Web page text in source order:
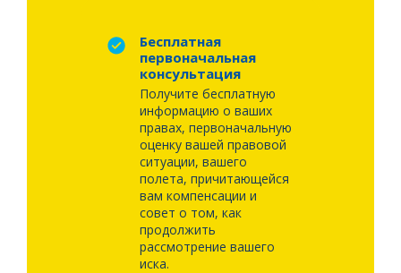
Бесплатная
первоначальная
консультация
Получите бесплатную
информацию о ваших
правах, первоначальную
оценку вашей правовой
ситуации, вашего
полета, причитающейся
вам компенсации и
совет о том, как
продолжить
рассмотрение вашего
иска.